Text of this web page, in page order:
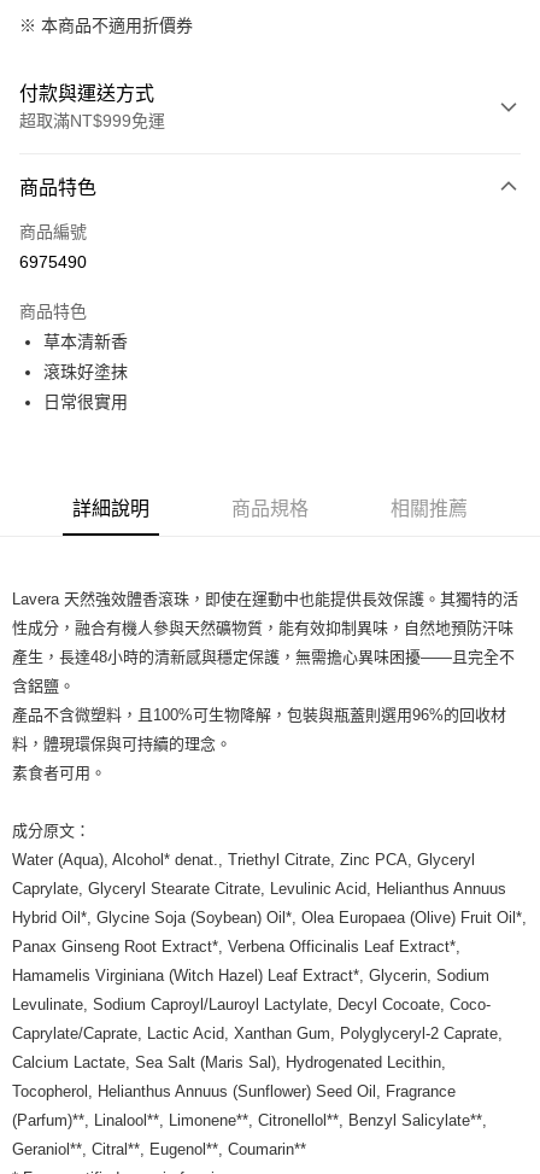
※ 本商品不適用折價券
付款與運送方式
超取滿NT$999免運
信用卡一次付款
超商取貨付款
Apple Pay
街口支付
ATM付款
全家取貨付款
每筆NT$80，滿NT$999(含以上)免運費
全家純取貨 (先付款
每筆NT$80，滿NT$999(含以上)免運費
7-11取貨付款
7-11純取貨 (先付款
宅配
每筆NT$100，滿NT$999(含以上)免運費
離島宅配（澎湖、金門、馬祖、小琉球）
每筆NT$250，滿NT$3,000(含以上)免運費
付款後門市自取
商品特色
商品編號
6975490
商品特色
草本清新香
滾珠好塗抹
日常很實用
詳細說明 商品規格 相關推薦
Lavera 天然強效體香滾珠，即使在運動中也能提供長效保護。其獨特的活
性成分，融合有機人參與天然礦物質，能有效抑制異味，自然地預防汗味
產生，長達48小時的清新感與穩定保護，無需擔心異味困擾——且完全不
含鋁鹽。
產品不含微塑料，且100%可生物降解，包裝與瓶蓋則選用96%的回收材
料，體現環保與可持續的理念。
素食者可用。
成分原文：
Water (Aqua), Alcohol* denat., Triethyl Citrate, Zinc PCA, Glyceryl
Caprylate, Glyceryl Stearate Citrate, Levulinic Acid, Helianthus Annuus
Hybrid Oil*, Glycine Soja (Soybean) Oil*, Olea Europaea (Olive) Fruit Oil*,
Panax Ginseng Root Extract*, Verbena Officinalis Leaf Extract*,
Hamamelis Virginiana (Witch Hazel) Leaf Extract*, Glycerin, Sodium
Levulinate, Sodium Caproyl/Lauroyl Lactylate, Decyl Cocoate, Coco-
Caprylate/Caprate, Lactic Acid, Xanthan Gum, Polyglyceryl-2 Caprate,
Calcium Lactate, Sea Salt (Maris Sal), Hydrogenated Lecithin,
Tocopherol, Helianthus Annuus (Sunflower) Seed Oil, Fragrance
(Parfum)**, Linalool**, Limonene**, Citronellol**, Benzyl Salicylate**,
Geraniol**, Citral**, Eugenol**, Coumarin**